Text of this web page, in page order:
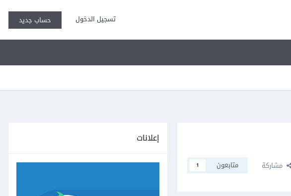
تسجيل الدخول حساب جديد
مشاركة متابعون 1
إعلانات